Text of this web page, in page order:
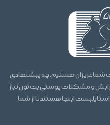
شما عزیزان هستیم. چه پیشنهادی
آرایش و مشکلات پوستی پت تون نیاز
اینجا هستند تا از شما